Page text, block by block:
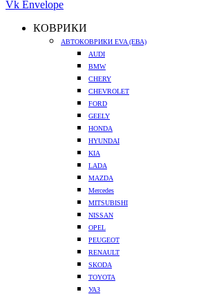
Vk Envelope
КОВРИКИ
АВТОКОВРИКИ EVA (ЕВА)
AUDI
BMW
CHERY
CHEVROLET
FORD
GEELY
HONDA
HYUNDAI
KIA
LADA
MAZDA
Mercedes
MITSUBISHI
NISSAN
OPEL
PEUGEOT
RENAULT
SKODA
TOYOTA
УАЗ